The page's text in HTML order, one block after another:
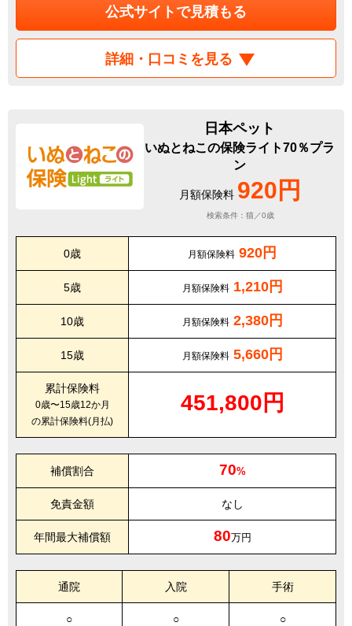
公式サイトで見積もる
詳細・口コミを見る
日本ペット
いぬとねこの保険ライト70％プラ
ン
月額保険料 920円
検索条件：猫／0歳
0歳 月額保険料 920円
5歳 月額保険料 1,210円
10歳 月額保険料 2,380円
15歳 月額保険料 5,660円
累計保険料
0歳〜15歳12か月
の累計保険料(月払)
451,800円
補償割合 70%
免責金額 なし
年間最大補償額 80万円
通院 入院 手術
○ ○ ○